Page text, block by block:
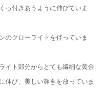
っ付きあうように伸びていま
のクローライトを伴っていま
イト部分からとても繊細な黄金
伸び、美しい輝きを放っていま